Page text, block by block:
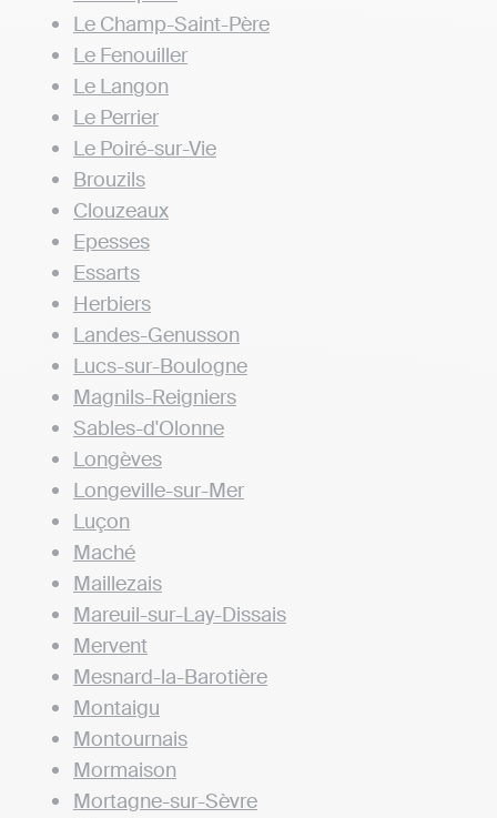
Le Champ-Saint-Père
Le Fenouiller
Le Langon
Le Perrier
Le Poiré-sur-Vie
Brouzils
Clouzeaux
Epesses
Essarts
Herbiers
Landes-Genusson
Lucs-sur-Boulogne
Magnils-Reigniers
Sables-d'Olonne
Longèves
Longeville-sur-Mer
Luçon
Maché
Maillezais
Mareuil-sur-Lay-Dissais
Mervent
Mesnard-la-Barotière
Montaigu
Montournais
Mormaison
Mortagne-sur-Sèvre